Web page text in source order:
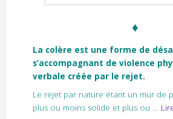
♦
La colère est une forme de
s’accompagnant de violence
verbale créée par le rejet.
Le rejet par nature étant un mur de
plus ou moins solide et plus ou …